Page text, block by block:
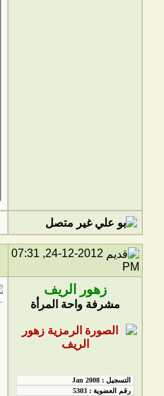
24-12-2012, 07:31
PM
زهور الريف
مشرفة واحة المرأة